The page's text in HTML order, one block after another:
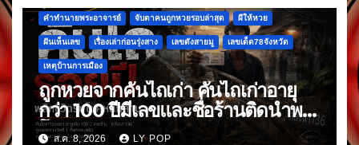
คำทำนายพระอาจารย์ จับตาคนถูกหวยรอบล่าสุด ผีให้หวย
ฝันเห็นเลข เรื่องเล่าก่อนรุ่งสาง เลขดังสายมู เลขเด็ด78จังหวัด
เหตุบ้านการเมือง
ถูกหวยจากคันไถเก่า คันไถเก่าอายุ
กว่า 100 ปีมีเลขและชื่อร้านติดนำพา
โชค
ส.ค. 8, 2026 LY POP